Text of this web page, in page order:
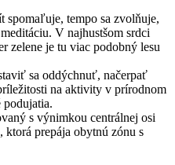
spomaľuje, tempo sa zvolňuje,
V najhustšom srdci
zelene je tu viac podobný lesu
sa oddýchnuť, načerpať
na aktivity v prírodnom
podujatia.
s výnimkou centrálnej osi
prepája obytnú zónu s